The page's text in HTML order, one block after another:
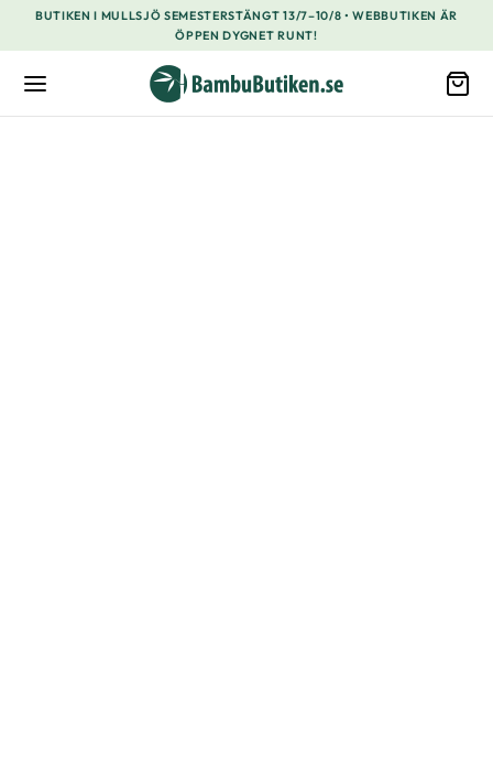
BUTIKEN I MULLSJÖ SEMESTERSTÄNGT 13/7–10/8 • WEBBUTIKEN ÄR
ÖPPEN DYGNET RUNT!